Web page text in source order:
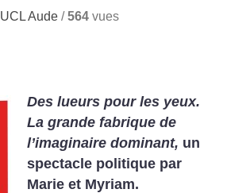
UCL Aude /564 vues
Des lueurs pour les yeux.
La grande fabrique de
l’imaginaire dominant, un
spectacle politique par
Marie et Myriam.